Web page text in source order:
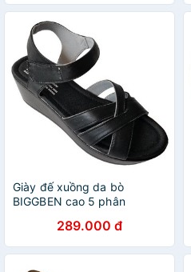
Giày đế xuồng da bò
BIGGBEN cao 5 phân
289.000 đ